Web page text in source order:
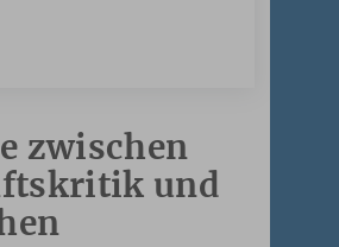
zwischen
und